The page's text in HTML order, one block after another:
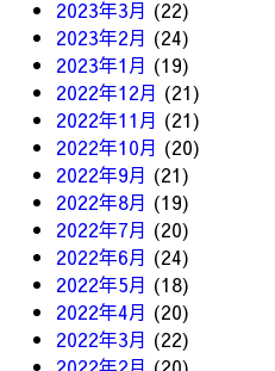
2023年3月 (22)
2023年2月 (24)
2023年1月 (19)
2022年12月 (21)
2022年11月 (21)
2022年10月 (20)
2022年9月 (21)
2022年8月 (19)
2022年7月 (20)
2022年6月 (24)
2022年5月 (18)
2022年4月 (20)
2022年3月 (22)